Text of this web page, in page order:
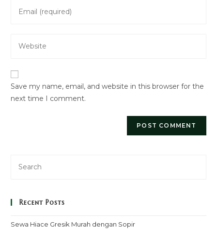
comment
your
address
your
URL
(optional)
Save my name, email, and website in this browser for the
next time I comment.
Recent Posts
Sewa Hiace Gresik Murah dengan Sopir